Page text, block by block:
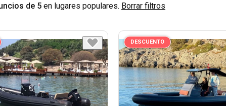
de 5 en lugares populares. Borrar filtros
DESCUENTO